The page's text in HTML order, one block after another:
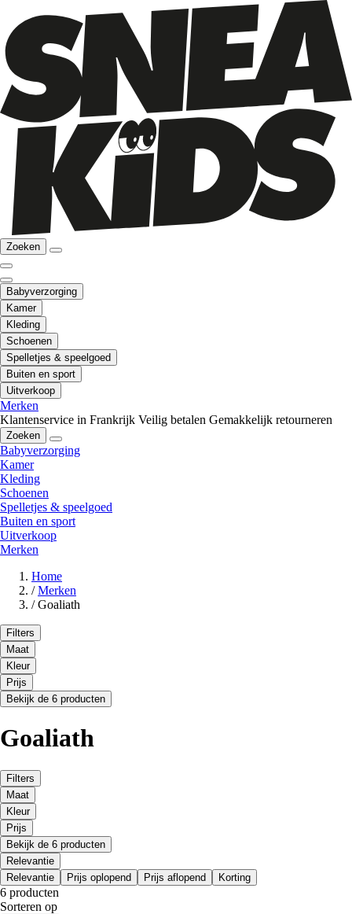
Zoeken
Babyverzorging
Kamer
Kleding
Schoenen
Spelletjes & speelgoed
Buiten en sport
Uitverkoop
Merken
Klantenservice in Frankrijk Veilig betalen Gemakkelijk retourneren
Zoeken
Babyverzorging
Kamer
Kleding
Schoenen
Spelletjes & speelgoed
Buiten en sport
Uitverkoop
Merken
Home
/ Merken
/ Goaliath
Filters
Maat
Kleur
Prijs
Bekijk de 6 producten
Goaliath
Filters
Maat
Kleur
Prijs
Bekijk de 6 producten
Relevantie
Relevantie
Prijs oplopend Prijs aflopend Korting
6 producten
Sorteren op